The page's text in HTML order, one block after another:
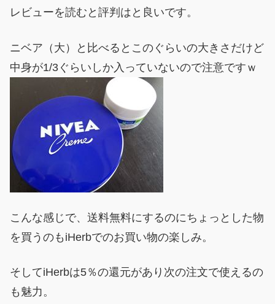
レビューを読むと評判はと良いです。
ニベア（大）と比べるとこのぐらいの大きさだけど
中身が1/3ぐらいしか入っていないので注意ですｗ
こんな感じで、送料無料にするのにちょっとした物
を買うのもiHerbでのお買い物の楽しみ。
そしてiHerbは5％の還元があり次の注文で使えるの
も魅力。